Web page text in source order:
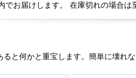
でお届けします。 在庫切れの場合は
ると何かと重宝します。簡単に壊れ